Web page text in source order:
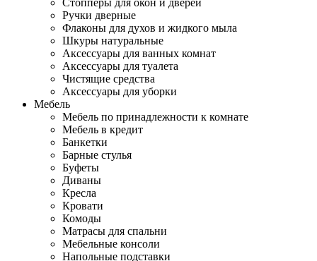
Стопперы для окон и дверей
Ручки дверные
Флаконы для духов и жидкого мыла
Шкуры натуральные
Аксессуары для ванных комнат
Аксессуары для туалета
Чистящие средства
Аксессуары для уборки
Мебель
Мебель по принадлежности к комнате
Мебель в кредит
Банкетки
Барные стулья
Буфеты
Диваны
Кресла
Кровати
Комоды
Матрасы для спальни
Мебельные консоли
Напольные подставки